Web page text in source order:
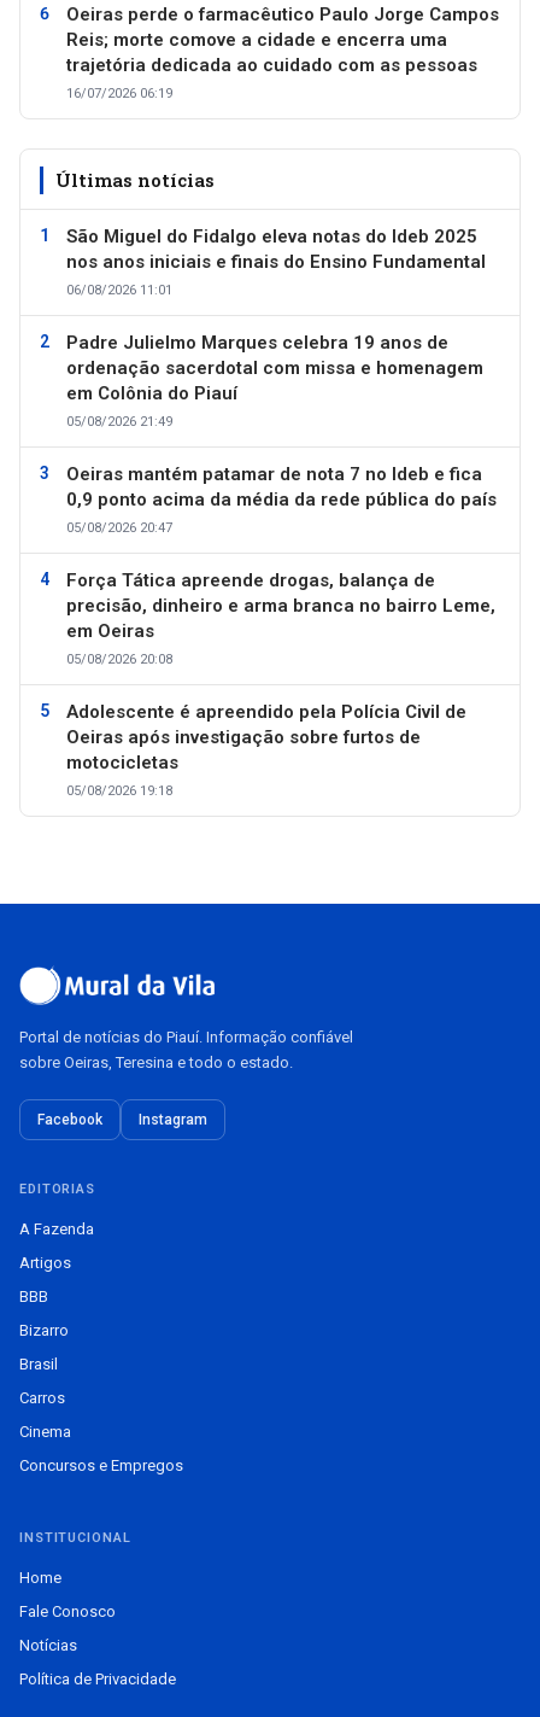
Oeiras perde o farmacêutico Paulo Jorge Campos
Reis; morte comove a cidade e encerra uma
trajetória dedicada ao cuidado com as pessoas
16/07/2026 06:19
Últimas notícias
São Miguel do Fidalgo eleva notas do Ideb 2025
nos anos iniciais e finais do Ensino Fundamental
06/08/2026 11:01
Padre Julielmo Marques celebra 19 anos de
ordenação sacerdotal com missa e homenagem
em Colônia do Piauí
05/08/2026 21:49
Oeiras mantém patamar de nota 7 no Ideb e fica
0,9 ponto acima da média da rede pública do país
05/08/2026 20:47
Força Tática apreende drogas, balança de
precisão, dinheiro e arma branca no bairro Leme,
em Oeiras
05/08/2026 20:08
Adolescente é apreendido pela Polícia Civil de
Oeiras após investigação sobre furtos de
motocicletas
05/08/2026 19:18
Portal de notícias do Piauí. Informação confiável
sobre Oeiras, Teresina e todo o estado.
Facebook Instagram
EDITORIAS
A Fazenda
Artigos
BBB
Bizarro
Brasil
Carros
Cinema
Concursos e Empregos
INSTITUCIONAL
Home
Fale Conosco
Notícias
Política de Privacidade